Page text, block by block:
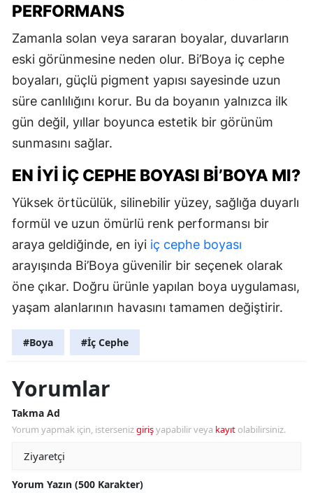
PERFORMANS
Zamanla solan veya sararan boyalar, duvarların
eski görünmesine neden olur. Bi’Boya iç cephe
boyaları, güçlü pigment yapısı sayesinde uzun
süre canlılığını korur. Bu da boyanın yalnızca ilk
gün değil, yıllar boyunca estetik bir görünüm
sunmasını sağlar.
EN İYI İÇ CEPHE BOYASI BI’BOYA MI?
Yüksek örtücülük, silinebilir yüzey, sağlığa duyarlı
formül ve uzun ömürlü renk performansı bir
araya geldiğinde, en iyi iç cephe boyası
arayışında Bi’Boya güvenilir bir seçenek olarak
öne çıkar. Doğru ürünle yapılan boya uygulaması,
yaşam alanlarının havasını tamamen değiştirir.
#Boya #İç Cephe
Yorumlar
Takma Ad
Yorum yapmak için, istersenizgirişyapabilir veya kayıt olabilirsiniz.
Yorum Yazın (500 Karakter)